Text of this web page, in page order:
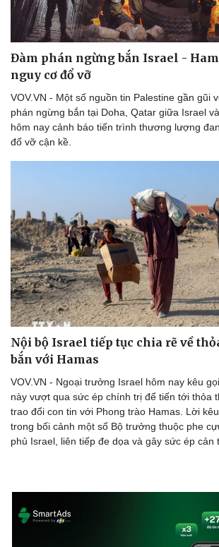
Doanh nghiệp
Thông tin doanh nghiệp
Doanh nghiệp 24h
Doanh nhân
Vì cộng đồng
Tin Công
Trải
Chuyển
Đàm phán ngừng bắn Israel -
nguy cơ đổ vỡ
VOV.VN - Một số nguồn tin Palestine gần gũi
phán ngừng bắn tại Doha, Qatar giữa Israel
hôm nay cảnh báo tiến trình thương lượng
đổ vỡ cận kề.
Nội bộ Israel tiếp tục chia rẽ về
bắn với Hamas
VOV.VN - Ngoại trưởng Israel hôm nay kêu
này vượt qua sức ép chính trị để tiến tới thỏa
trao đổi con tin với Phong trào Hamas. Lời
trong bối cảnh một số Bộ trưởng thuộc phe
phủ Israel, liên tiếp đe dọa và gây sức ép cản